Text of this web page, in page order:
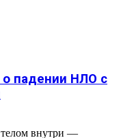
о падении НЛО с
телом внутри —